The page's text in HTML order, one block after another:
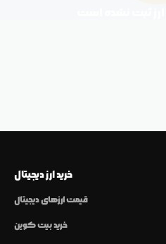
خرید ارز دیجیتال
قیمت ارزهای دیجیتال
خرید بیت کوین